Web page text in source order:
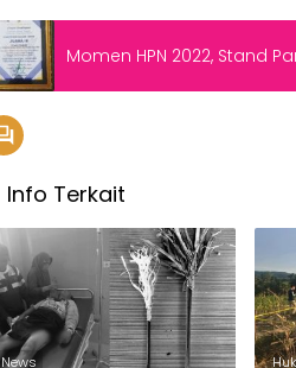
Momen HPN 2022, Stand
Info Terkait
News